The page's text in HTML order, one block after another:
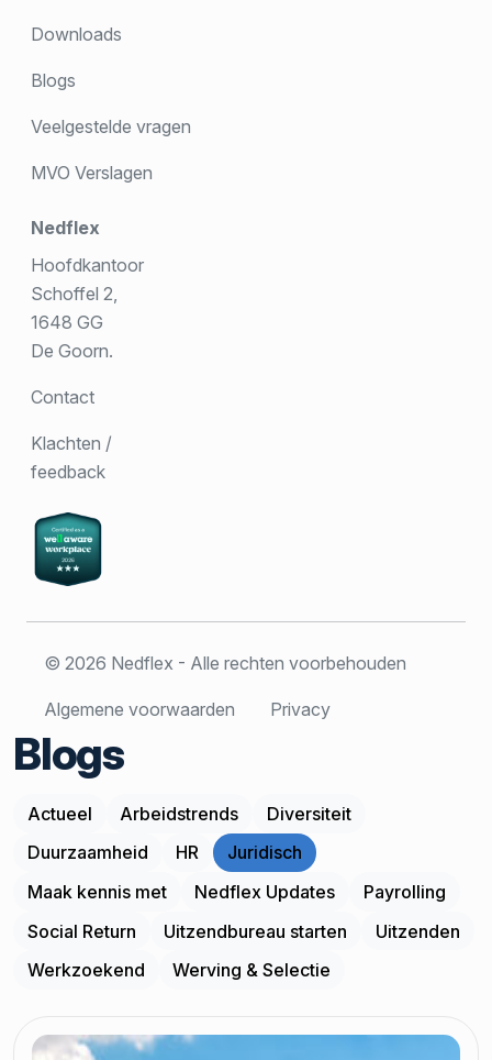
Downloads
Blogs
Veelgestelde vragen
MVO Verslagen
Nedflex
Hoofdkantoor
Schoffel 2,
1648 GG
De Goorn.
Contact
Klachten /
feedback
© 2026 Nedflex - Alle rechten voorbehouden
Algemene voorwaarden Privacy
Blogs
Actueel Arbeidstrends
Diversiteit
Duurzaamheid
HR
Juridisch
Maak kennis met
Nedflex Updates
Payrolling
Social Return
Uitzendbureau starten
Uitzenden
Werkzoekend
Werving & Selectie